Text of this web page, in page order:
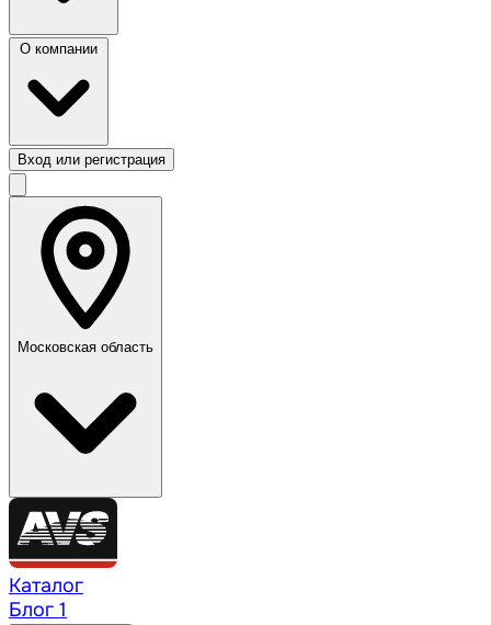
Вход или регистрация
Московская область
Каталог
Блог 1